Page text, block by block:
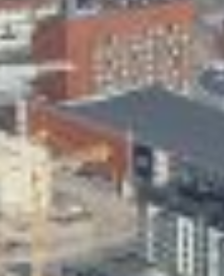
Skeittihalli
Varhaiskasvatus
Ateria- ja välipalamaksut
Mämminiemi
Taideapteekki
Kirjasto
Valon Kaupunki
Lasten Lysti & LystiKylä-festivaali